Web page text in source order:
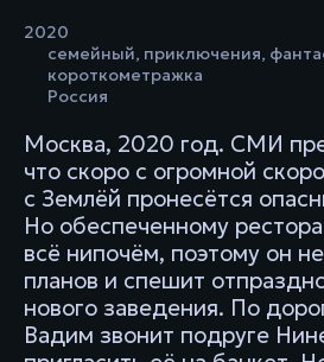
2020
семейный, приключения,
короткометражка
Россия
Москва, 2020 год. СМИ
что скоро с огромной
с Землёй пронесётся
Но обеспеченному
всё нипочём, поэтому он
планов и спешит
нового заведения. По
Вадим звонит подруге